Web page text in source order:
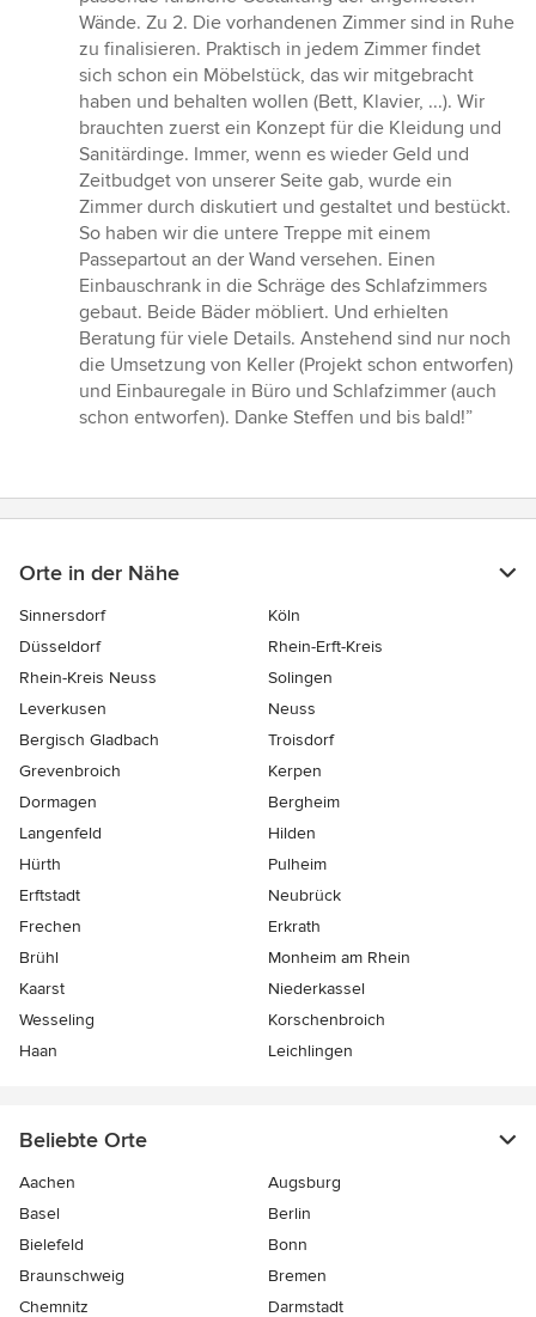
Wände. Zu 2. Die vorhandenen Zimmer sind in Ruhe
zu finalisieren. Praktisch in jedem Zimmer findet
sich schon ein Möbelstück, das wir mitgebracht
haben und behalten wollen (Bett, Klavier, ...). Wir
brauchten zuerst ein Konzept für die Kleidung und
Sanitärdinge. Immer, wenn es wieder Geld und
Zeitbudget von unserer Seite gab, wurde ein
Zimmer durch diskutiert und gestaltet und bestückt.
So haben wir die untere Treppe mit einem
Passepartout an der Wand versehen. Einen
Einbauschrank in die Schräge des Schlafzimmers
gebaut. Beide Bäder möbliert. Und erhielten
Beratung für viele Details. Anstehend sind nur noch
die Umsetzung von Keller (Projekt schon entworfen)
und Einbauregale in Büro und Schlafzimmer (auch
schon entworfen). Danke Steffen und bis bald!”
Orte in der Nähe
Sinnersdorf
Köln
Düsseldorf
Rhein-Erft-Kreis
Rhein-Kreis Neuss
Solingen
Leverkusen
Neuss
Bergisch Gladbach
Troisdorf
Grevenbroich
Kerpen
Dormagen
Bergheim
Langenfeld
Hilden
Hürth
Pulheim
Erftstadt
Neubrück
Frechen
Erkrath
Brühl
Monheim am Rhein
Kaarst
Niederkassel
Wesseling
Korschenbroich
Haan
Leichlingen
Beliebte Orte
Aachen
Augsburg
Basel
Berlin
Bielefeld
Bonn
Braunschweig
Bremen
Chemnitz
Darmstadt